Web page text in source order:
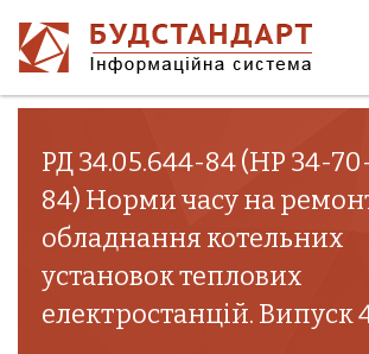
РД 34.05.644-84 (НР 34-
84) Норми часу на
обладнання котельних
установок теплових
електростанцій. Випуск